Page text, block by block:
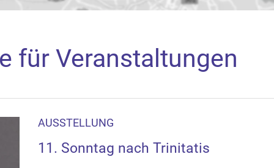
akzeptieren Sie, dass die Anwendung Google Maps beim
für Veranstaltungen
AUSSTELLUNG
11. Sonntag nach Trinitatis